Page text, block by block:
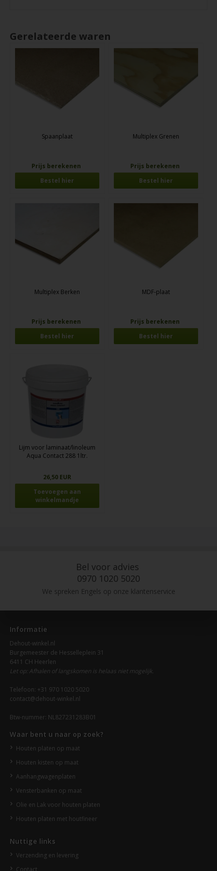
Gerelateerde waren
Spaanplaat
Prijs berekenen
Bestel hier
Multiplex Grenen
Prijs berekenen
Bestel hier
Multiplex Berken
Prijs berekenen
Bestel hier
MDF-plaat
Prijs berekenen
Bestel hier
Lijm voor laminaat/linoleum
Aqua Contact 288 1ltr.
26,50 EUR
Bel voor advies
0970 1020 5020
We spreken Engels op onze klantenservice
Informatie
Dehout-winkel.nl
Burgemeester de Hesselleplein 31
6411 CH Heerlen
Let op: Afhalen of langskomen is helaas niet mogelijk.
Telefoon: +31 970 1020 5020
contact@dehout-winkel.nl
Btw-nummer: NL827231283B01
Waar bent u naar op zoek?
Houten platen op maat
Houten kisten op maat
Aanhangwagenplaten
Vensterbanken op maat
Olie en Lak voor houten platen
Houten platen met houtfineer
Nuttige links
Verzending en levering
Contact